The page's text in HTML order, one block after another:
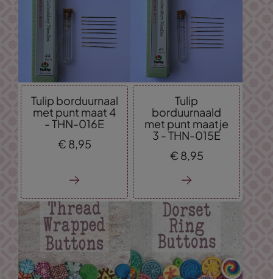
Tulip borduurnaal
met punt maat 4
- THN-016E
€ 8,95
Tulip
borduurnaald
met punt maatje
3 - THN-015E
€ 8,95